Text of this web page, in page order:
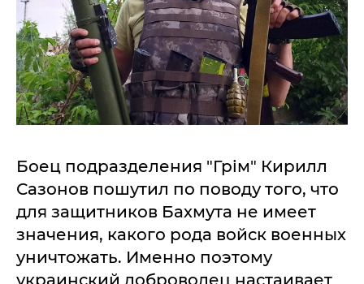
Боец подразделения "Грім" Кирилл
Сазонов пошутил по поводу того, что
для защитников Бахмута не имеет
значения, какого рода войск военных
уничтожать. Именно поэтому
украинский доброволец настаивает